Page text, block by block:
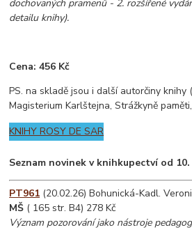
dochovaných pramenů - 2. rozšířené
detailu knihy).
Cena: 456 Kč
PS. na skladě jsou i další autorčiny knihy
Magisterium Karlštejna, Strážkyně
KNIHY ROSY DE SAR
Seznam novinek v knihkupectví od 10.
PT961 (20.02.26) Bohunická-Kadl.
MŠ ( 165 str. B4) 278 Kč
Význam pozorování jako nástroje